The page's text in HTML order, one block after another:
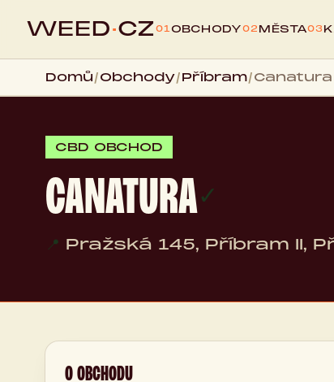
WEED·CZ 01OBCHODY02 MĚSTA03
Domů/Obchody/Příbram/Canatura
CBD OBCHOD
CANATURA✓
📍 Pražská 145, Příbram II,
O OBCHODU